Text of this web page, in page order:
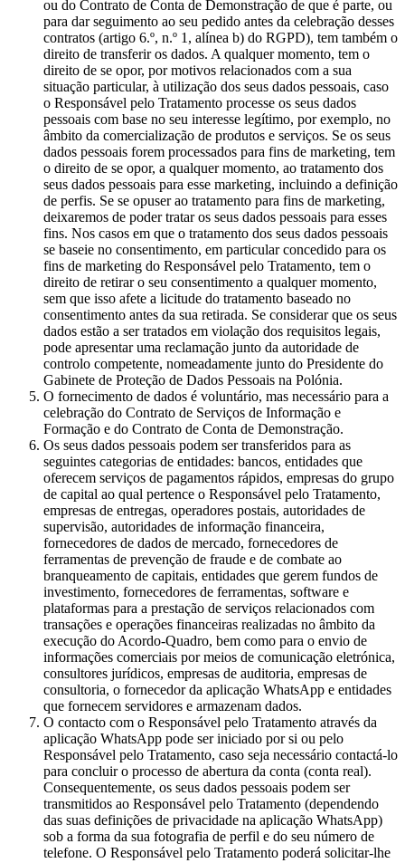
ou do Contrato de Conta de Demonstração de que é parte, ou
para dar seguimento ao seu pedido antes da celebração desses
contratos (artigo 6.º, n.º 1, alínea b) do RGPD), tem também o
direito de transferir os dados. A qualquer momento, tem o
direito de se opor, por motivos relacionados com a sua
situação particular, à utilização dos seus dados pessoais, caso
o Responsável pelo Tratamento processe os seus dados
pessoais com base no seu interesse legítimo, por exemplo, no
âmbito da comercialização de produtos e serviços. Se os seus
dados pessoais forem processados para fins de marketing, tem
o direito de se opor, a qualquer momento, ao tratamento dos
seus dados pessoais para esse marketing, incluindo a definição
de perfis. Se se opuser ao tratamento para fins de marketing,
deixaremos de poder tratar os seus dados pessoais para esses
fins. Nos casos em que o tratamento dos seus dados pessoais
se baseie no consentimento, em particular concedido para os
fins de marketing do Responsável pelo Tratamento, tem o
direito de retirar o seu consentimento a qualquer momento,
sem que isso afete a licitude do tratamento baseado no
consentimento antes da sua retirada. Se considerar que os seus
dados estão a ser tratados em violação dos requisitos legais,
pode apresentar uma reclamação junto da autoridade de
controlo competente, nomeadamente junto do Presidente do
Gabinete de Proteção de Dados Pessoais na Polónia.
O fornecimento de dados é voluntário, mas necessário para a
celebração do Contrato de Serviços de Informação e
Formação e do Contrato de Conta de Demonstração.
Os seus dados pessoais podem ser transferidos para as
seguintes categorias de entidades: bancos, entidades que
oferecem serviços de pagamentos rápidos, empresas do grupo
de capital ao qual pertence o Responsável pelo Tratamento,
empresas de entregas, operadores postais, autoridades de
supervisão, autoridades de informação financeira,
fornecedores de dados de mercado, fornecedores de
ferramentas de prevenção de fraude e de combate ao
branqueamento de capitais, entidades que gerem fundos de
investimento, fornecedores de ferramentas, software e
plataformas para a prestação de serviços relacionados com
transações e operações financeiras realizadas no âmbito da
execução do Acordo-Quadro, bem como para o envio de
informações comerciais por meios de comunicação eletrónica,
consultores jurídicos, empresas de auditoria, empresas de
consultoria, o fornecedor da aplicação WhatsApp e entidades
que fornecem servidores e armazenam dados.
O contacto com o Responsável pelo Tratamento através da
aplicação WhatsApp pode ser iniciado por si ou pelo
Responsável pelo Tratamento, caso seja necessário contactá-lo
para concluir o processo de abertura da conta (conta real).
Consequentemente, os seus dados pessoais podem ser
transmitidos ao Responsável pelo Tratamento (dependendo
das suas definições de privacidade na aplicação WhatsApp)
sob a forma da sua fotografia de perfil e do seu número de
telefone. O Responsável pelo Tratamento poderá solicitar-lhe